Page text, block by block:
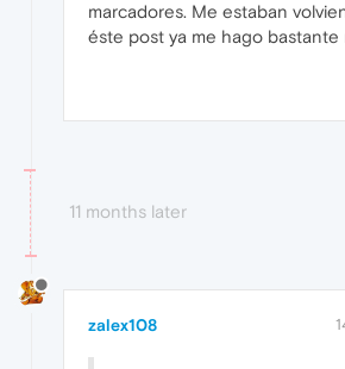
marcadores. Me estaban
éste post ya me hago bastante
11 months later
zalex108